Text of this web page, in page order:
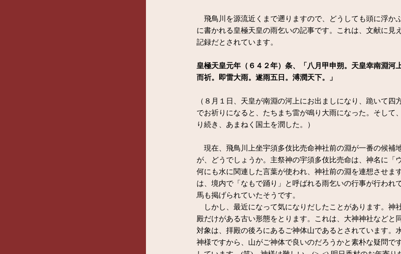
飛鳥川を源流近くまで遡りますので、どうしても頭に浮か
に書かれる皇極天皇の雨乞いの記事です。これは、文献に見
記録だとされています。
皇極天皇元年（６４２年）条、「八月甲申朔。天皇幸南淵河
而祈。即雷大雨。遂雨五日。溥潤天下。」
（８月１日、天皇が南淵の河上にお出ましになり、跪いて四
でお祈りになると、たちまち雷が鳴り大雨になった。そして
り続き、あまねく国土を潤した。）
現在、飛鳥川上坐宇須多伎比売命神社前の淵が一番の候補
が、どうでしょうか。主祭神の宇須多伎比売命は、神名に「
何にも水に関連した言葉が使われ、神社前の淵を連想させま
は、境内で「なもで踊り」と呼ばれる雨乞いの行事が行われ
馬も掲げられていたそうです。
しかし、最近になって気になりだしたことがあります。神
殿だけがある古い形態をとります。これは、大神神社などと
対象は、拝殿の後ろにあるご神体山であるとされています。
神様ですから、山がご神体で良いのだろうかと素朴な疑問で